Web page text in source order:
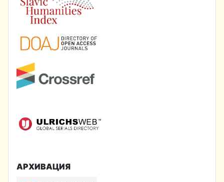
АРХИВАЦИЯ